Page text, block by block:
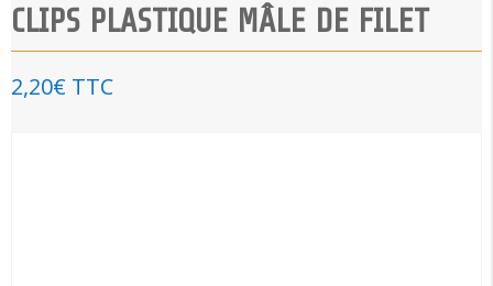
CLIPS PLASTIQUE MÂLE DE FILET
2,20€ TTC